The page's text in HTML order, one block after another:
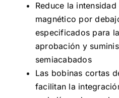
Reduce la
magnético por
especificados para
aprobación y
semiacabados
Las bobinas cortas
facilitan la